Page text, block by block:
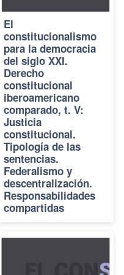
El
constitucionalismo
para la democracia
del siglo XXI.
Derecho
constitucional
iberoamericano
comparado, t. V:
Justicia
constitucional.
Tipología de las
sentencias.
Federalismo y
descentralización.
Responsabilidades
compartidas